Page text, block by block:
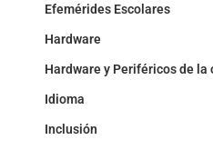
Efemérides Escolares
Hardware
Hardware y Periféricos de la
Idioma
Inclusión